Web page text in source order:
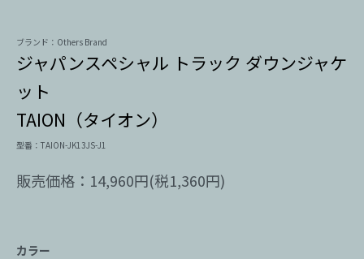
ブランド：Others Brand
ジャパンスペシャル トラック ダウンジャケ
ット
TAION（タイオン）
型番：TAION-JK13JS-J1
販売価格：14,960円(税1,360円)
カラー